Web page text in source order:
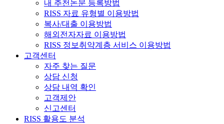
내 추천논문 등록방법
RISS 자료 유형별 이용방법
복사/대출 이용방법
해외전자자료 이용방법
RISS 정보취약계층 서비스 이용방법
고객센터
자주 찾는 질문
상담 신청
상담 내역 확인
고객제안
신고센터
RISS 활용도 분석